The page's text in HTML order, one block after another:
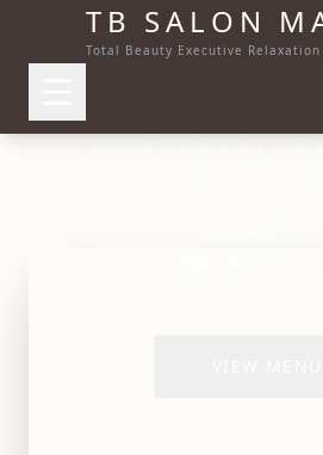
TB SALON
Total Beauty Executive Relaxation
TOTAL BEAUTY